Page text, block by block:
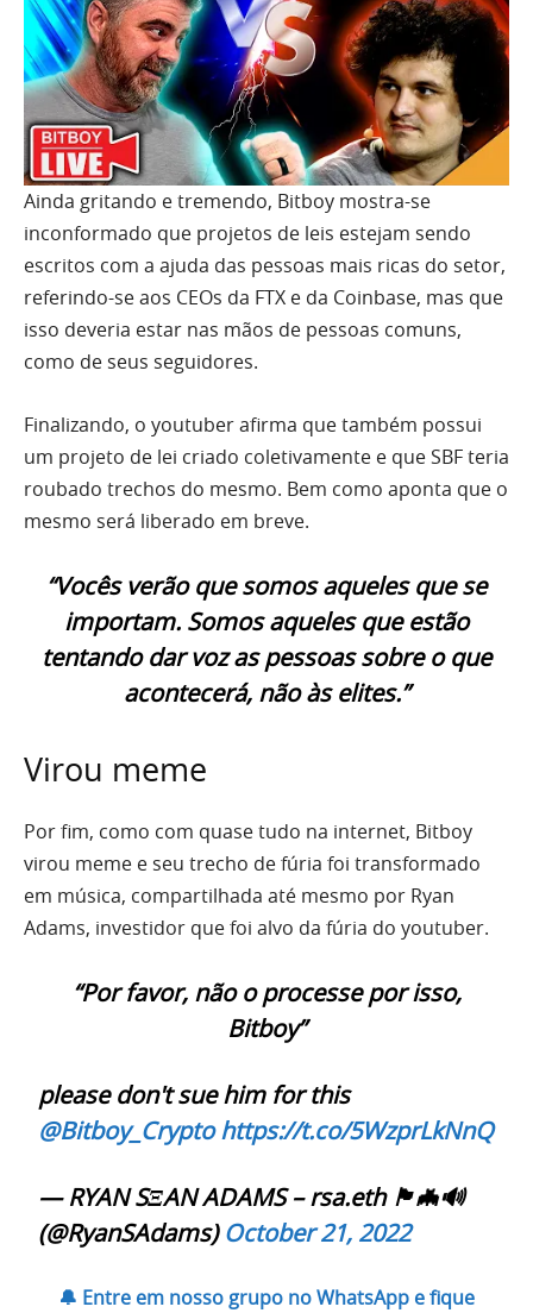
Ainda gritando e tremendo, Bitboy mostra-se
inconformado que projetos de leis estejam sendo
escritos com a ajuda das pessoas mais ricas do setor,
referindo-se aos CEOs da FTX e da Coinbase, mas que
isso deveria estar nas mãos de pessoas comuns,
como de seus seguidores.
Finalizando, o youtuber afirma que também possui
um projeto de lei criado coletivamente e que SBF teria
roubado trechos do mesmo. Bem como aponta que o
mesmo será liberado em breve.
“Vocês verão que somos aqueles que se
importam. Somos aqueles que estão
tentando dar voz as pessoas sobre o que
acontecerá, não às elites.”
Virou meme
Por fim, como com quase tudo na internet, Bitboy
virou meme e seu trecho de fúria foi transformado
em música, compartilhada até mesmo por Ryan
Adams, investidor que foi alvo da fúria do youtuber.
“Por favor, não o processe por isso,
Bitboy”
please don't sue him for this
@Bitboy_Crypto https://t.co/5WzprLkNnQ
— RYAN SΞAN ADAMS – rsa.eth 🏴🦇🔊
(@RyanSAdams)October 21, 2022
🔔 Entre em nosso grupo no WhatsApp e fique